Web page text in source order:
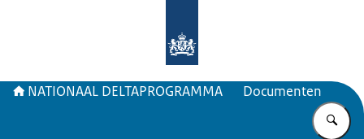
NATIONAAL DELTAPROGRAMMA Documenten